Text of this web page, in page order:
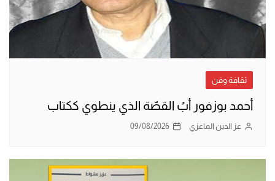
ثقافة وفن
أحمد بوزفور أبُ القصّة الذي ينطوي ككتاب
عز الدين الماعزي 09/08/2026